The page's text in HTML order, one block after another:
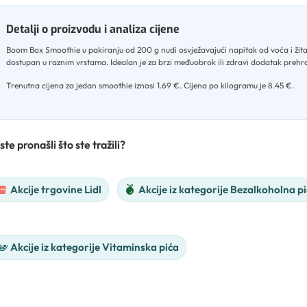
Detalji o proizvodu i analiza cijene
Boom Box Smoothie u pakiranju od 200 g nudi osvježavajući napitak od voća i
dostupan u raznim vrstama. Idealan je za brzi međuobrok ili zdravi dodatak
Trenutna cijena za jedan smoothie iznosi 1.69 €. Cijena po kilogramu je 8.45 €.
pronašli što ste tražili?
Akcije trgovine Lidl Akcije iz kategorije Bezalkoholna
Akcije iz kategorije Vitaminska pića